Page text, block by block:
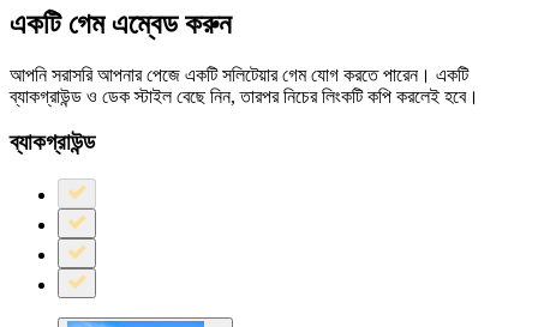
একটি গেম এম্বেড করুন
আপনি সরাসরি আপনার পেজে একটি সলিটেয়ার গেম যোগ করতে পারেন। একটি
ব্যাকগ্রাউন্ড ও ডেক স্টাইল বেছে নিন, তারপর নিচের লিংকটি কপি করলেই হবে।
ব্যাকগ্রাউন্ড